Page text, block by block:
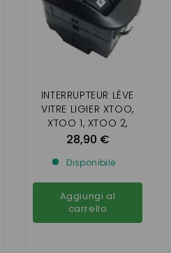
INTERRUPTEUR LÈVE
VITRE LIGIER XTOO,
XTOO 1, XTOO 2,
XTOO S, XTOO R,
IXO, JS 50,
MICROCAR MGO 3,
MGO 4
28,90 €
Disponibile
Aggiungi al
carrello